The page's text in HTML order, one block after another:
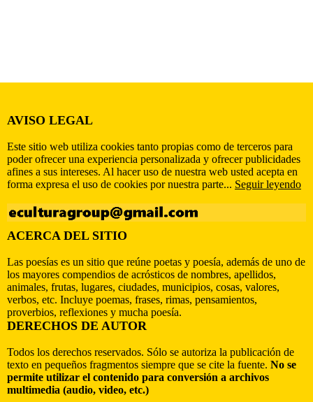
AVISO LEGAL
Este sitio web utiliza cookies tanto propias como de terceros para
poder ofrecer una experiencia personalizada y ofrecer publicidades
afines a sus intereses. Al hacer uso de nuestra web usted acepta en
forma expresa el uso de cookies por nuestra parte... Seguir leyendo
ACERCA DEL SITIO
Las poesías es un sitio que reúne poetas y poesía, además de uno de
los mayores compendios de acrósticos de nombres, apellidos,
animales, frutas, lugares, ciudades, municipios, cosas, valores,
verbos, etc. Incluye poemas, frases, rimas, pensamientos,
proverbios, reflexiones y mucha poesía.
DERECHOS DE AUTOR
Todos los derechos reservados. Sólo se autoriza la publicación de
texto en pequeños fragmentos siempre que se cite la fuente. No se
permite utilizar el contenido para conversión a archivos
multimedia (audio, video, etc.)